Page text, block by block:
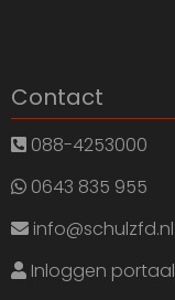
Contact
088-4253000
0643 835 955
info@schulzfd.nl
Inloggen portaal